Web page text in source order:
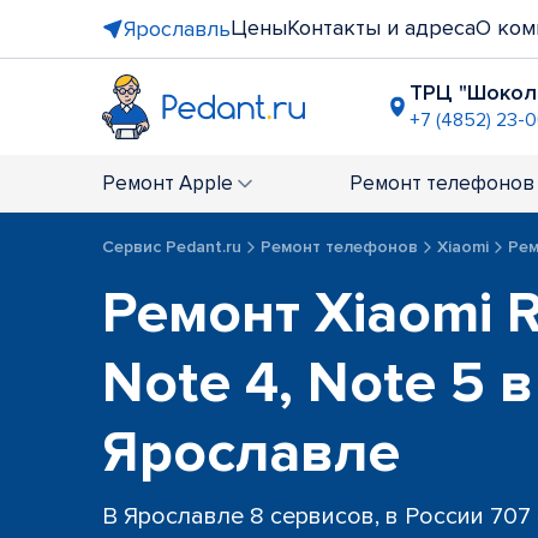
ЯрославльЦеныКонтакты и адресаО
ТРЦ
+7 (4852) 23-
+7 (4852)
Ремонт Apple Ремонт телефонов
Сервис Pedant.ru Ремонт телефонов Xiaomi
Ремонт Xiaomi
Note 4, Note 5 в
Ярославле
В Ярославле 8 сервисов, в России 707